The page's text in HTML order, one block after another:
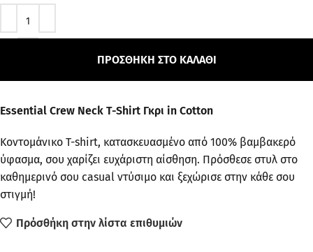
ΠΡΟΣΘΉΚΗ ΣΤΟ ΚΑΛΆΘΙ
Essential Crew Neck T-Shirt Γκρι in Cotton
Κοντομάνικο T-shirt, κατασκευασμένο από 100% βαμβακερό
ύφασμα, σου χαρίζει ευχάριστη αίσθηση. Πρόσθεσε στυλ στο
καθημερινό σου casual ντύσιμο και ξεχώρισε στην κάθε σου
στιγμή!
Πρόσθήκη στην λίστα επιθυμιών